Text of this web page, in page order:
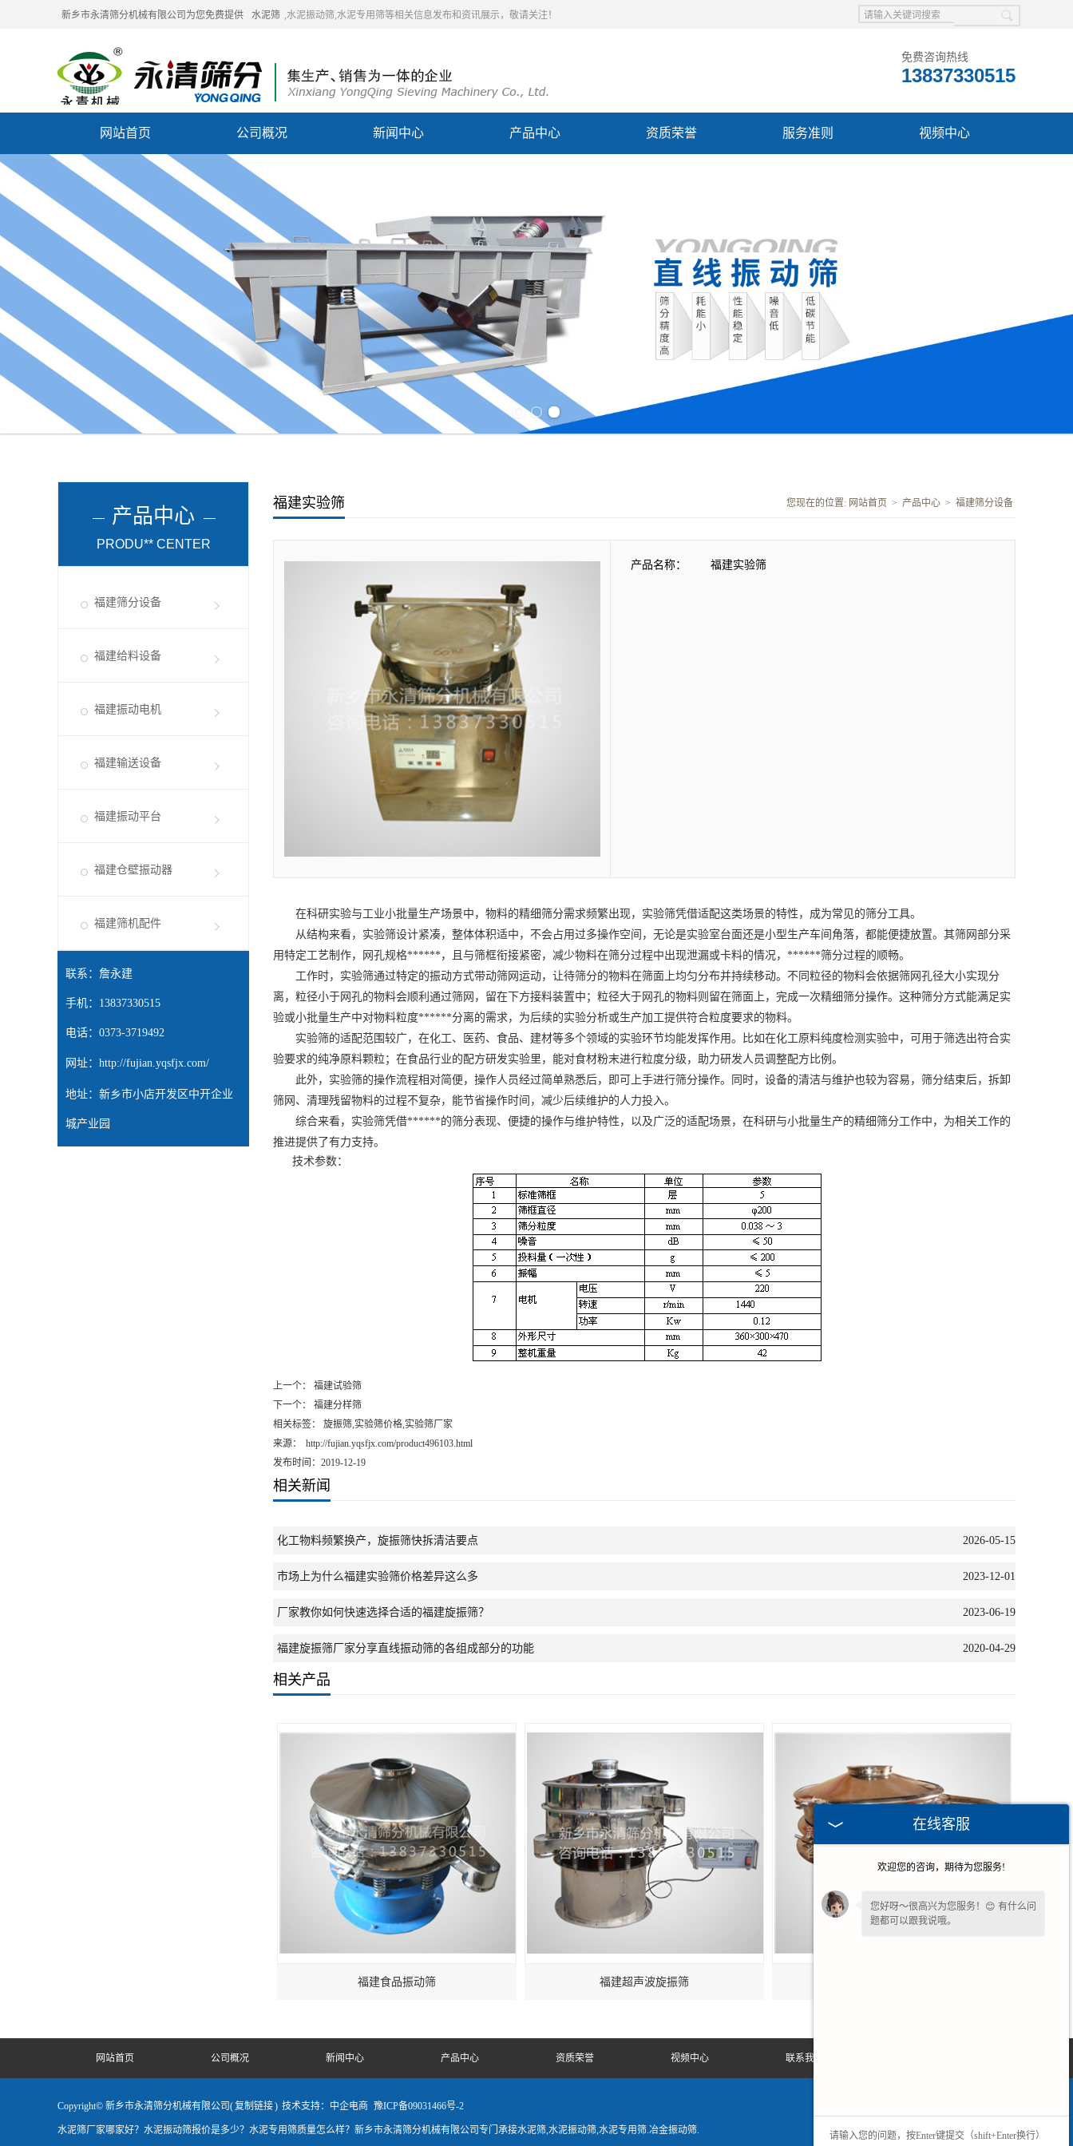
新乡市永清筛分机械有限公司为您免费提供 水泥筛 ,水泥振动筛,水泥专用筛等相关信息发布和资讯展示，敬请关注！
免费咨询热线
13837330515
网站首页 公司概况 新闻中心 产品中心 资质荣誉 服务准则 视频中心
联系我们
产品中心
PRODU** CENTER
福建筛分设备
福建给料设备
福建振动电机
福建输送设备
福建振动平台
福建仓壁振动器
福建筛机配件
联系：詹永建
手机：13837330515
电话：0373-3719492
网址： http://fujian.yqsfjx.com/
地址：新乡市小店开发区中开企业
城产业园
福建实验筛 您现在的位置: 网站首页 > 产品中心 > 福建筛分设备
产品名称： 福建实验筛
在科研实验与工业小批量生产场景中，物料的精细筛分需求频繁出现，实验筛凭借适配这类场景的特性，成为常见的筛分工具。
从结构来看，实验筛设计紧凑，整体体积适中，不会占用过多操作空间，无论是实验室台面还是小型生产车间角落，都能便捷放置。其筛网部分采
用特定工艺制作，网孔规格******，且与筛框衔接紧密，减少物料在筛分过程中出现泄漏或卡料的情况，******筛分过程的顺畅。
工作时，实验筛通过特定的振动方式带动筛网运动，让待筛分的物料在筛面上均匀分布并持续移动。不同粒径的物料会依据筛网孔径大小实现分
离，粒径小于网孔的物料会顺利通过筛网，留在下方接料装置中；粒径大于网孔的物料则留在筛面上，完成一次精细筛分操作。这种筛分方式能满足实
验或小批量生产中对物料粒度******分离的需求，为后续的实验分析或生产加工提供符合粒度要求的物料。
实验筛的适配范围较广，在化工、医药、食品、建材等多个领域的实验环节均能发挥作用。比如在化工原料纯度检测实验中，可用于筛选出符合实
验要求的纯净原料颗粒；在食品行业的配方研发实验里，能对食材粉末进行粒度分级，助力研发人员调整配方比例。
此外，实验筛的操作流程相对简便，操作人员经过简单熟悉后，即可上手进行筛分操作。同时，设备的清洁与维护也较为容易，筛分结束后，拆卸
筛网、清理残留物料的过程不复杂，能节省操作时间，减少后续维护的人力投入。
综合来看，实验筛凭借******的筛分表现、便捷的操作与维护特性，以及广泛的适配场景，在科研与小批量生产的精细筛分工作中，为相关工作的
推进提供了有力支持。
技术参数：
上一个：
福建试验筛
下一个：
福建分样筛
相关标签： 旋振筛,实验筛价格,实验筛厂家
来源：
http://fujian.yqsfjx.com/product496103.html
发布时间：2019-12-19
相关新闻
化工物料频繁换产，旋振筛快拆清洁要点 2026-05-15
市场上为什么福建实验筛价格差异这么多 2023-12-01
厂家教你如何快速选择合适的福建旋振筛？ 2023-06-19
福建旋振筛厂家分享直线振动筛的各组成部分的功能 2020-04-29
相关产品
福建食品振动筛 福建超声波旋振筛
网站首页 公司概况 新闻中心 产品中心 资质荣誉 视频中心 联系我们
Copyright© 新乡市永清筛分机械有限公司(复制链接) 技术支持：中企电商 豫ICP备09031466号-2
水泥筛厂家哪家好？水泥振动筛报价是多少？水泥专用筛质量怎么样？新乡市永清筛分机械有限公司专门承接水泥筛,水泥振动筛,水泥专用筛.冶金振动筛.
在线客服
欢迎您的咨询，期待为您服务!
您好呀～很高兴为您服务！😊 有什么问
题都可以跟我说哦。